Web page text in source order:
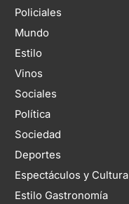
Policiales
Mundo
Estilo
Vinos
Sociales
Política
Sociedad
Deportes
Espectáculos y Cultura
Estilo Gastronomía